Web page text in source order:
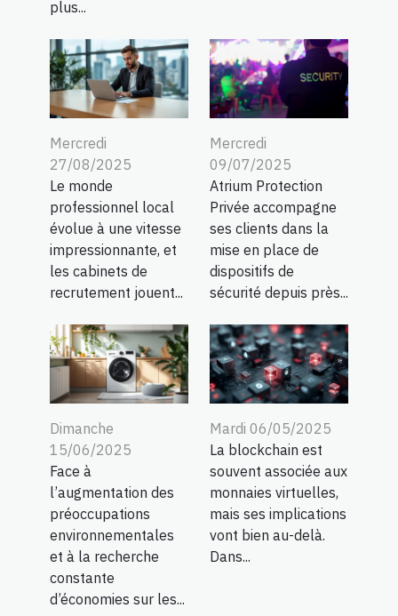
plus...
Mercredi
27/08/2025
Le monde
professionnel local
évolue à une vitesse
impressionnante, et
les cabinets de
recrutement jouent...
Mercredi
09/07/2025
Atrium Protection
Privée accompagne
ses clients dans la
mise en place de
dispositifs de
sécurité depuis près...
Dimanche
15/06/2025
Face à
l’augmentation des
préoccupations
environnementales
et à la recherche
constante
d’économies sur les...
Mardi 06/05/2025
La blockchain est
souvent associée aux
monnaies virtuelles,
mais ses implications
vont bien au-delà.
Dans...